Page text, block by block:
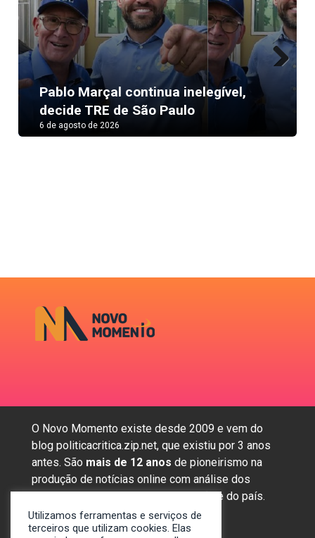
Pablo Marçal continua inelegível,
decide TRE de São Paulo
6 de agosto de 2026
O Novo Momento existe desde 2009 e vem do
blog politicacritica.zip.net, que existiu por 3 anos
antes. São mais de 12 anos de pioneirismo na
produção de notícias online com análise dos
assuntos mais importantes da região e do país.
Utilizamos ferramentas e serviços de
terceiros que utilizam cookies. Elas